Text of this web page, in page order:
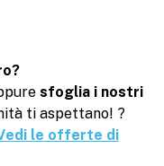
sfoglia i nostri
ti aspettano! ?
le offerte di